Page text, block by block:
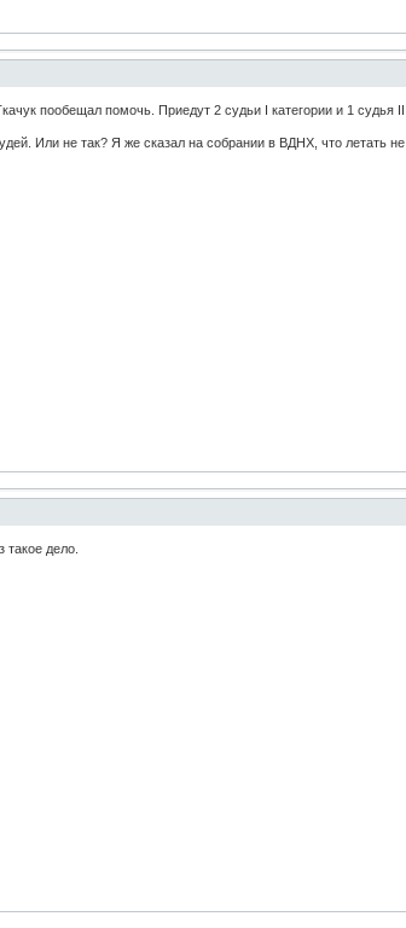
пообещал помочь. Приедут 2 судьи I категории и 1 судья II
Или не так? Я же сказал на собрании в ВДНХ, что летать
такое дело.